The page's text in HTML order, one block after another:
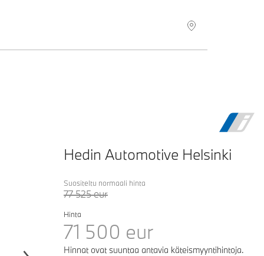
Hedin Automotive Helsinki
Suositeltu normaali hinta
77 525eur
Hinta
71 500 eur
Hinnat ovat suuntaa antavia käteismyyntihintoja.